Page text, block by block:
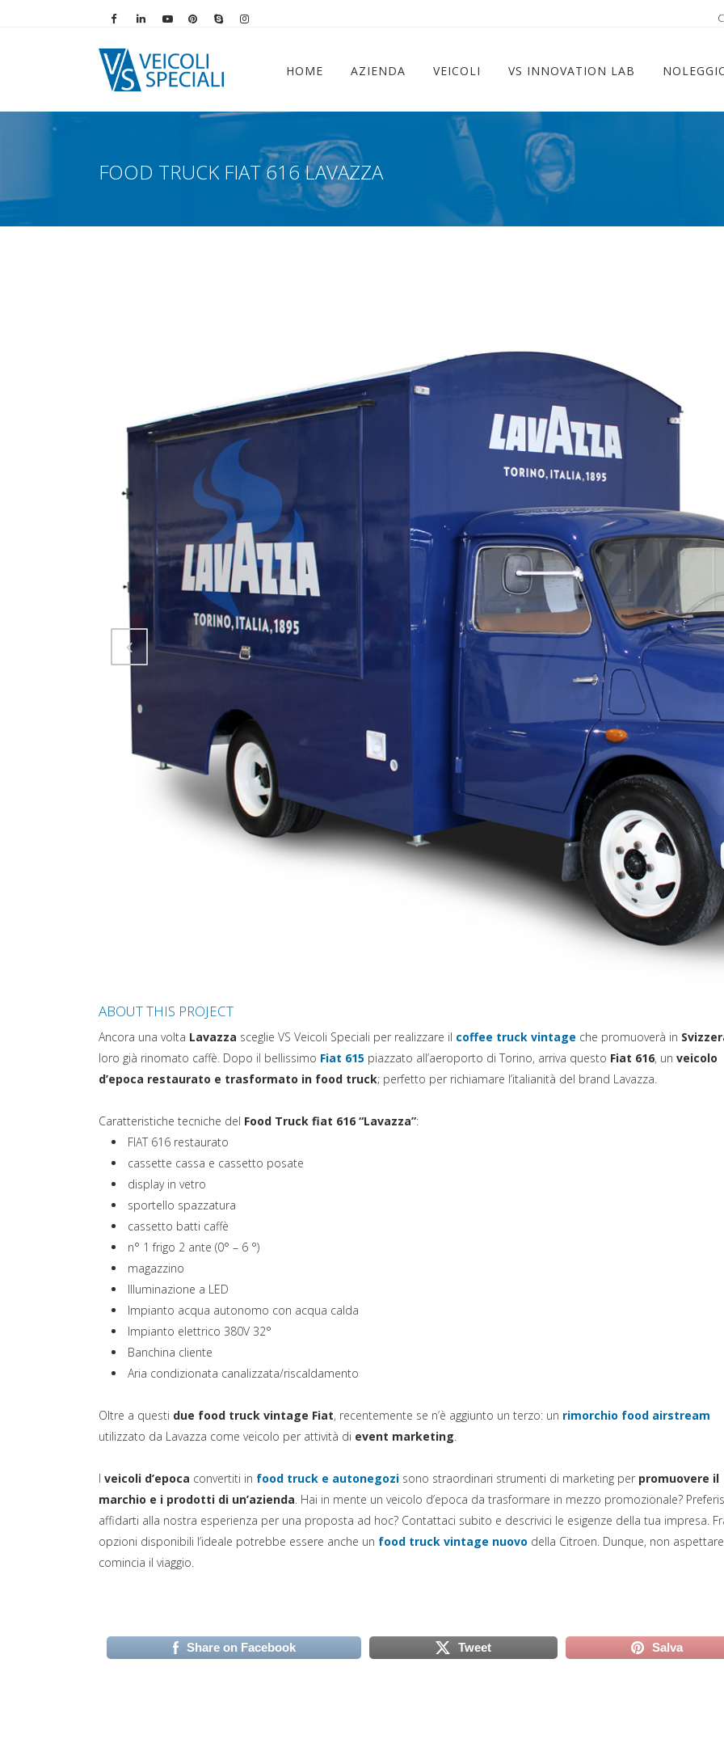
Vai alla pagina Facebook
Vai al profilo LinkedIn
Vai al canale YouTube
Vai al profilo Pinterest
Chiama su Skype
Vai al profilo Instagram
HOME AZIENDA VEICOLI VS INNOVATION LAB
FOOD TRUCK FIAT 616 LAVAZZA
Attiva comando
ABOUT THIS PROJECT
Ancora una volta Lavazza sceglie VS Veicoli Speciali per realizzare il coffee truck vintage (si apre in una nuova
che promuoverà in
loro già rinomato caffè. Dopo il bellissimo Fiat 615(si apre in una nuova scheda)
piazzato all’aeroporto di Torino, arriva questo Fiat 616, un veicolo
d’epoca restaurato e trasformato in food truck; perfetto per richiamare l’italianità del brand Lavazza.
Caratteristiche tecniche del Food Truck fiat 616 “Lavazza”:
FIAT 616 restaurato
cassette cassa e cassetto posate
display in vetro
sportello spazzatura
cassetto batti caffè
n° 1 frigo 2 ante (0° – 6 °)
magazzino
Illuminazione a LED
Impianto acqua autonomo con acqua calda
Impianto elettrico 380V 32°
Banchina cliente
Aria condizionata canalizzata/riscaldamento
Oltre a questi due food truck vintage Fiat, recentemente se n’è aggiunto un terzo: un rimorchio food airstream
utilizzato da Lavazza come veicolo per attività di event marketing.
I veicoli d’epoca convertiti in food truck e autonegozi(si apre in una nuova scheda)
sono straordinari strumenti di marketing per promuovere il
marchio e i prodotti di un’azienda. Hai in mente un veicolo d’epoca da trasformare in mezzo promozionale?
affidarti alla nostra esperienza per una proposta ad hoc? Contattaci subito e descrivici le esigenze della tua impresa.
opzioni disponibili l’ideale potrebbe essere anche un food truck vintage nuovo (si apre in una nuova scheda)
della Citroen. Dunque, non
comincia il viaggio.
Share on Facebook
Tweet
Salva